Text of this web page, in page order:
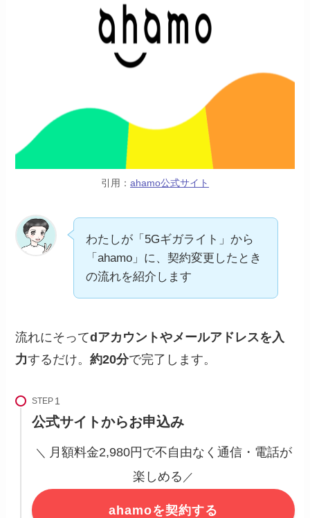
引用： ahamo公式サイト
わたしが「5Gギガライト」から
「ahamo」に、契約変更したとき
の流れを紹介します
流れにそってdアカウントやメールアドレスを入
力するだけ。約20分で完了します。
STEP
公式サイトからお申込み
＼
月額料金2,980円で不自由なく通信・電話が
楽しめる ／
ahamoを契約する